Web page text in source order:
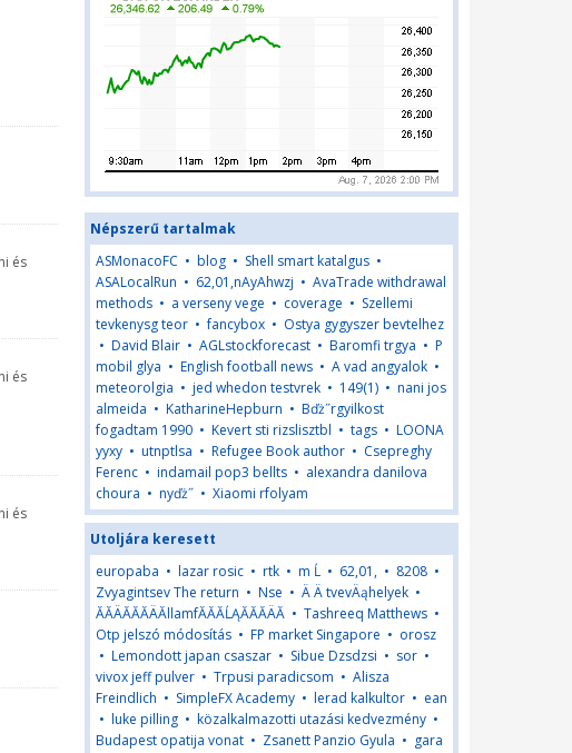
és
és
és
Népszerű tartalmak
ASMonacoFC • blog • Shell smart katalgus •
ASALocalRun • 62,01,nAyAhwzj • AvaTrade withdrawal
methods • a verseny vege • coverage • Szellemi
tevkenysg teor •fancybox • Ostya gygyszer bevtelhez
• David Blair • AGLstockforecast • Baromfi trgya • P
mobil glya • English football news • A vad angyalok •
meteorolgia • jed whedon testvrek • 149(1) • nani jos
almeida • KatharineHepburn • Bďż˝rgyilkost
fogadtam 1990 • Kevert sti rizslisztbl • tags • LOONA
yyxy • utnptlsa • Refugee Book author • Csepreghy
Ferenc • indamail pop3 bellts • alexandra danilova
choura • nyďż˝ • Xiaomi rfolyam
Utoljára keresett
europaba • lazar rosic • rtk • m Ĺ • 62,01, • 8208 •
Zvyagintsev The return • Nse • Ä Ä tvevÄąhelyek •
ĂĂÄĂĂĂÄĂllamfĂĂĂĹĄĂĂĂÄĂ • Tashreeq Matthews •
Otp jelszó módosítás • FP market Singapore • orosz
• Lemondott japan csaszar • Sibue Dzsdzsi • sor •
vivox jeff pulver • Trpusi paradicsom • Alisza
Freindlich • SimpleFX Academy • lerad kalkultor • ean
• luke pilling • közalkalmazotti utazási kedvezmény •
Budapest opatija vonat • Zsanett Panzio Gyula • gara